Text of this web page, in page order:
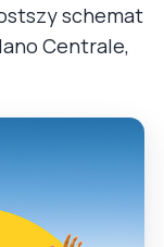
schemat
Centrale,